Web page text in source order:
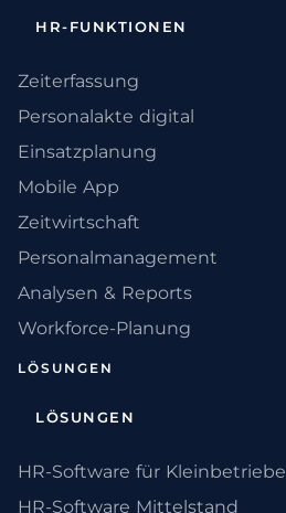
HR-FUNKTIONEN
Zeiterfassung
Personalakte digital
Einsatzplanung
Mobile App
Zeitwirtschaft
Personalmanagement
Analysen & Reports
Workforce-Planung
LÖSUNGEN
LÖSUNGEN
HR-Software für Kleinbetriebe
HR-Software Mittelstand